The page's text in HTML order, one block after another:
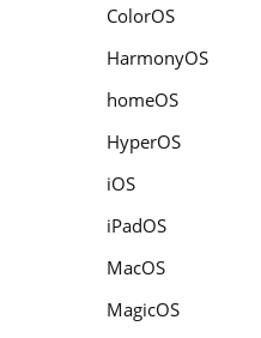
ColorOS
HarmonyOS
homeOS
HyperOS
iOS
iPadOS
MacOS
MagicOS